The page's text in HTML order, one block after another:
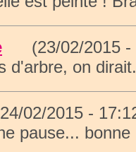
(23/02/2015
d'arbre, on
02/2015 -
pause...